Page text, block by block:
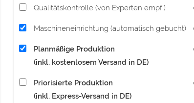
Qualitätskontrolle (von Experten empf.)
Maschineneinrichtung (automatisch gebucht)
Planmäßige Produktion
(inkl. kostenlosem Versand in DE)
Priorisierte Produktion
(inkl. Express-Versand in DE)